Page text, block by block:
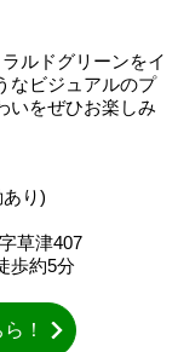
ルドグリーンをイ
なビジュアルのプ
いをぜひお楽しみ
あり)
草津407
歩約5分
！